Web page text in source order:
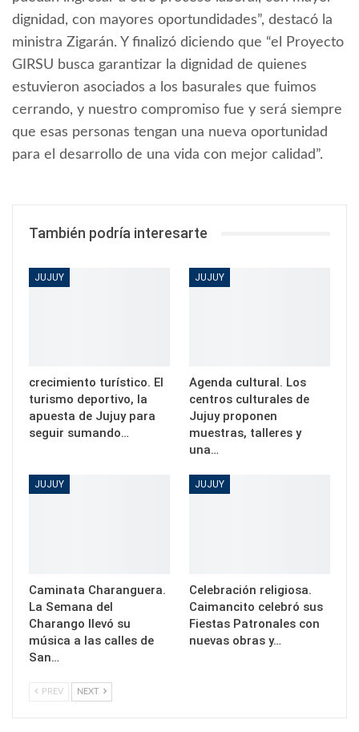
dignidad, con mayores oportundidades”, destacó la
ministra Zigarán. Y finalizó diciendo que “el Proyecto
GIRSU busca garantizar la dignidad de quienes
estuvieron asociados a los basurales que fuimos
cerrando, y nuestro compromiso fue y será siempre
que esas personas tengan una nueva oportunidad
para el desarrollo de una vida con mejor calidad”.
También podría interesarte
JUJUY
crecimiento turístico. El
turismo deportivo, la
apuesta de Jujuy para
seguir sumando…
JUJUY
Agenda cultural. Los
centros culturales de
Jujuy proponen
muestras, talleres y
una…
JUJUY
Caminata Charanguera.
La Semana del
Charango llevó su
música a las calles de
San…
JUJUY
Celebración religiosa.
Caimancito celebró sus
Fiestas Patronales con
nuevas obras y…
PREV NEXT